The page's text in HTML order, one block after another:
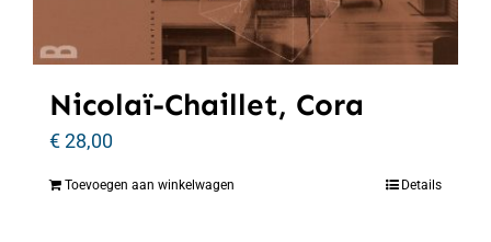
Nicolaï-Chaillet, Cora
€28,00
Toevoegen aan winkelwagen Details